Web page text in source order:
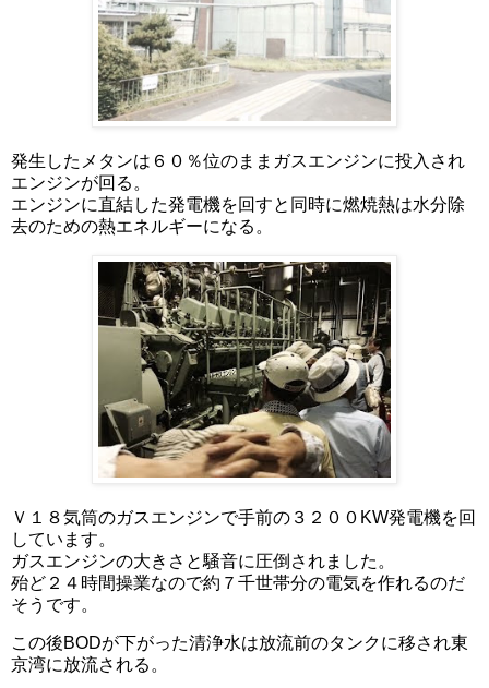
発生したメタンは６０％位のままガスエンジンに投入され
エンジンが回る。
エンジンに直結した発電機を回すと同時に燃焼熱は水分除
去のための熱エネルギーになる。
Ｖ１８気筒のガスエンジンで手前の３２００KW発電機を回
しています。
ガスエンジンの大きさと騒音に圧倒されました。
殆ど２４時間操業なので約７千世帯分の電気を作れるのだ
そうです。
この後BODが下がった清浄水は放流前のタンクに移され東
京湾に放流される。